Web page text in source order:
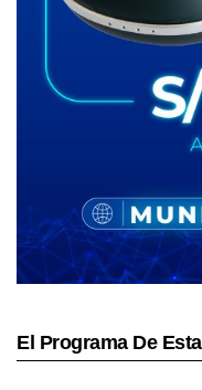
El Programa De